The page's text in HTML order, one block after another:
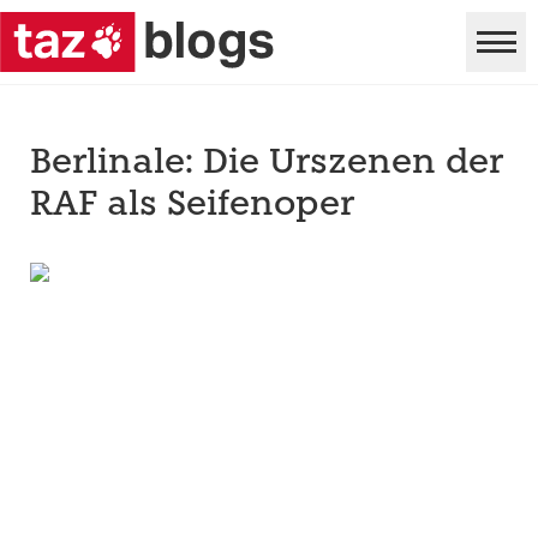
Berlinale: Die Urszenen der
RAF als Seifenoper